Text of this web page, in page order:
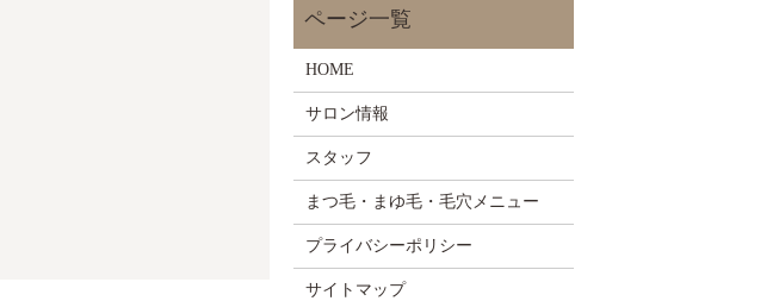
HOME
サロン情報
スタッフ
まつ毛・まゆ毛・毛穴メニュー
プライバシーポリシー
サイトマップ